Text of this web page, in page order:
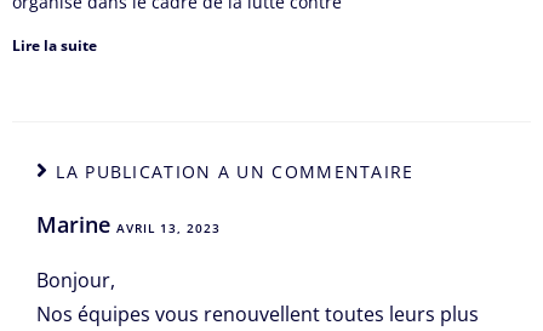
Lire la suite
LA PUBLICATION A UN COMMENTAIRE
Marine AVRIL 13, 2023
Bonjour,
Nos équipes vous renouvellent toutes leurs plus